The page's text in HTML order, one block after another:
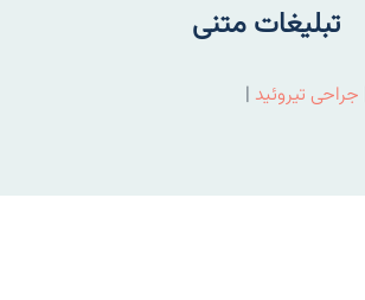
تبلیغات متنی
جراحی تیروئید |